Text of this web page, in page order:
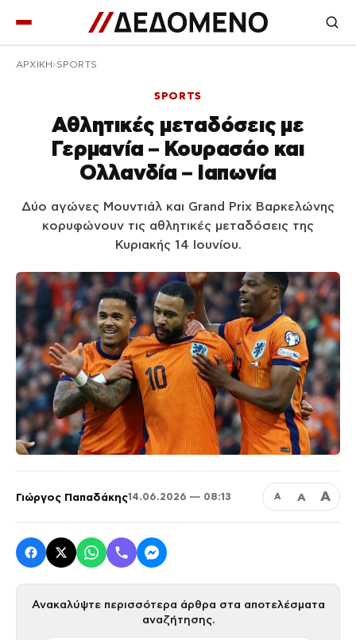
ΑΡΧΙΚΉ SPORTS
SPORTS
Αθλητικές μεταδόσεις με
Γερμανία – Κουρασάο και
Ολλανδία – Ιαπωνία
Δύο αγώνες Μουντιάλ και Grand Prix Βαρκελώνης
κορυφώνουν τις αθλητικές μεταδόσεις της
Κυριακής 14 Ιουνίου.
Γιώργος Παπαδάκης14.06.2026 — 08:13 Α Α Α
Ανακαλύψτε περισσότερα άρθρα στα αποτελέσματα
αναζήτησης.